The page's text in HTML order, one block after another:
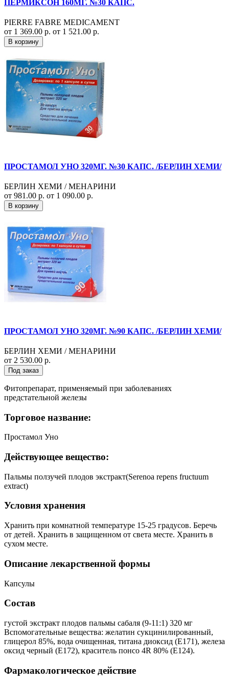
ПЕРМИКСОН 160МГ. №30 КАПС.
PIERRE FABRE MEDICAMENT
от 1 369.00 р. от 1 521.00 р.
В корзину
ПРОСТАМОЛ УНО 320МГ. №30 КАПС. /БЕРЛИН ХЕМИ/
БЕРЛИН ХЕМИ / МЕНАРИНИ
от 981.00 р. от 1 090.00 р.
В корзину
ПРОСТАМОЛ УНО 320МГ. №90 КАПС. /БЕРЛИН ХЕМИ/
БЕРЛИН ХЕМИ / МЕНАРИНИ
от 2 530.00 р.
Под заказ
Фитопрепарат, применяемый при заболеваниях
предстательной железы
Торговое название:
Простамол Уно
Действующее вещество:
Пальмы ползучей плодов экстракт(Serenoa repens fructuum
extract)
Условия хранения
Хранить при комнатной температуре 15-25 градусов. Беречь
от детей. Хранить в защищенном от света месте. Хранить в
сухом месте.
Описание лекарственной формы
Капсулы
Состав
густой экстракт плодов пальмы сабаля (9-11:1) 320 мг
Вспомогательные вещества: желатин сукцинилированный,
глицерол 85%, вода очищенная, титана диоксид (Е171), железа
оксид черный (Е172), краситель понсо 4R 80% (Е124).
Фармакологическое действие